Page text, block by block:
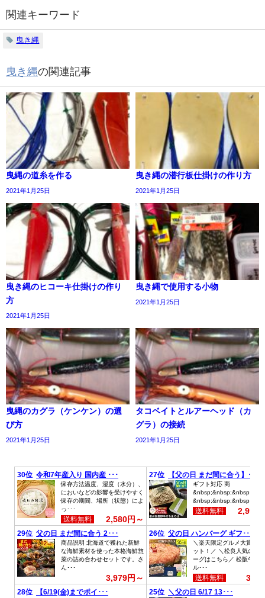
関連キーワード
曳き縄
曳き縄の関連記事
曳縄の道糸を作る
2021年1月25日
曳き縄の潜行板仕掛けの作り方
2021年1月25日
曳き縄のヒコーキ仕掛けの作り
方
2021年1月25日
曳き縄で使用する小物
2021年1月25日
曳縄のカグラ（ケンケン）の選
び方
2021年1月25日
タコベイトとルアーヘッド（カ
グラ）の接続
2021年1月25日